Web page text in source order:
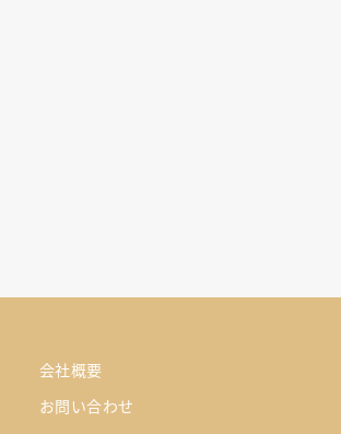
会社概要
お問い合わせ